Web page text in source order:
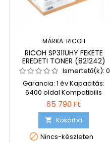
MÁRKA: RICOH
RICOH SP311UHY FEKETE
EREDETI TONER (821242)
Ismertető(k): 0
Garancia: 1 év Kapacitás:
6400 oldal Kompatibilis
nyomtatók: Ricoh SP 311DN
Ricoh SP 311DNw Ricoh SP
311SFN Ricoh SP 311SFNw Ricoh
SP 325DNw Ricoh SP 325SFNw
Ricoh SP 325SNw
65 790 Ft
 Kosárba
 Nincs-készleten